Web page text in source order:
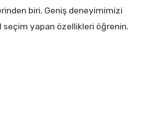
biri. Geniş deneyimimizi
seçim yapan özellikleri öğrenin.